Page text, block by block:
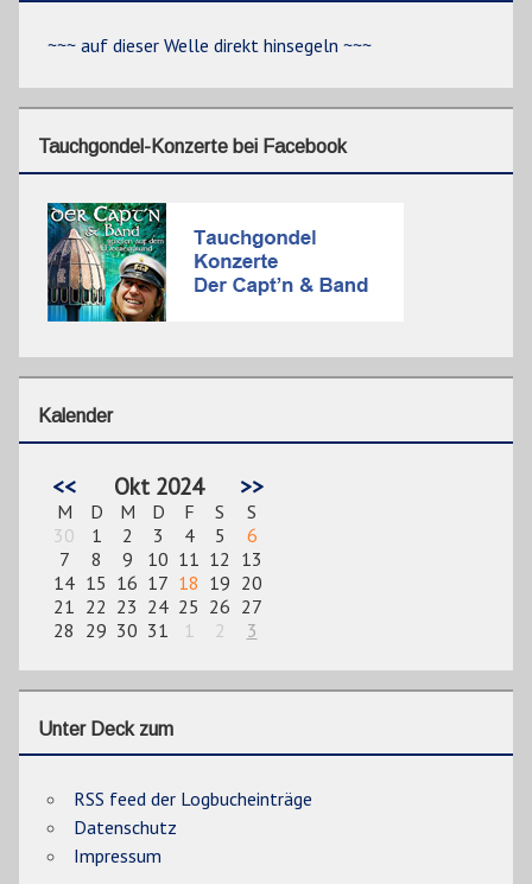
~~~ auf dieser Welle direkt hinsegeln ~~~
Tauchgondel-Konzerte bei Facebook
Kalender
<< Okt 2024 >>
M D M D F S
S
30
1 2 3 4 5
6
7
8 9 10 11 12 13
14 15 16 17 18 19 20
21 22 23 24 25 26 27
28 29 30 31 1 2 3
Unter Deck zum
RSS feed der Logbucheinträge
Datenschutz
Impressum